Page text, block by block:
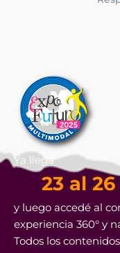
Ya llega
23 al
y luego accedé al
experiencia 360° y
Todos los